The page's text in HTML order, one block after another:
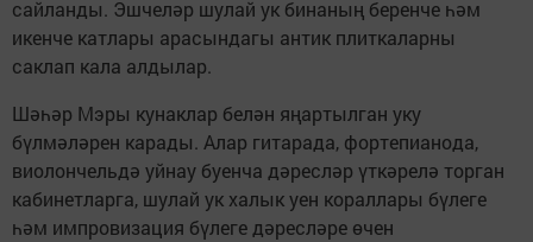
сайланды. Эшчеләр шулай ук бинаның беренче һәм
икенче катлары арасындагы антик плиткаларны
саклап кала алдылар.
Шәһәр Мэры кунаклар белән яңартылган уку
бүлмәләрен карады. Алар гитарада, фортепианода,
виолончельдә уйнау буенча дәресләр үткәрелә торган
кабинетларга, шулай ук халык уен кораллары бүлеге
һәм импровизация бүлеге дәресләре өчен